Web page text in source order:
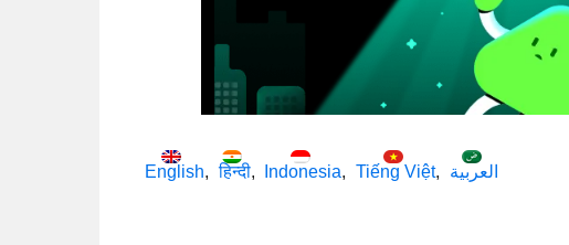
English हिन्दी Indonesia Tiếng Việt العربية